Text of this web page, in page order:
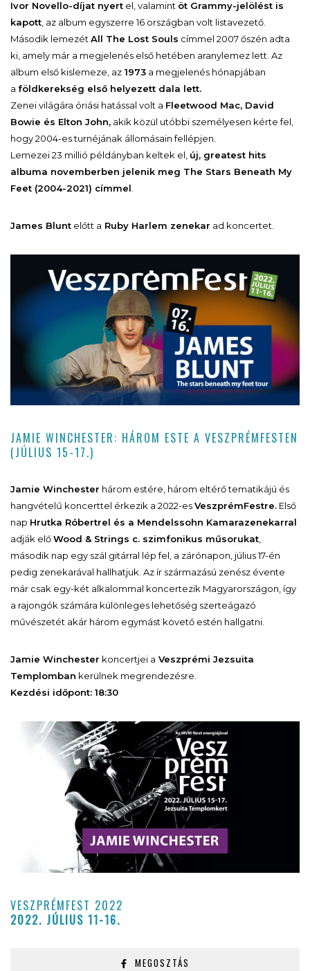
Ivor Novello-díjat nyert el, valamint öt Grammy-jelölést is
kapott , az album egyszerre 16 országban volt listavezető.
Második lemezét All The Lost Souls címmel 2007 őszén adta
ki, amely már a megjelenés első hetében aranylemez lett. Az
album első kislemeze, az 1973 a megjelenés hónapjában
a földkerekség első helyezett dala lett.
Zenei világára óriási hatással volt a Fleetwood Mac, David
Bowie és Elton John, akik közül utóbbi személyesen kérte fel,
hogy 2004-es turnéjának állomásain fellépjen.
Lemezei 23 millió példányban keltek el, új, greatest hits
albuma novemberben jelenik meg The Stars Beneath My
Feet (2004-2021) címmel
James Blunt előtt a Ruby Harlem zenekar ad koncertet.
JAMIE WINCHESTER: HÁROM ESTE A VESZPRÉMFESTEN
(JÚLIUS 15-17.)
Jamie Winchester három estére, három eltérő tematikájú és
hangvételű koncerttel érkezik a 2022-esVeszprémFestre. Első
nap Hrutka Róbertrel és a Mendelssohn Kamarazenekarral
adják előWood & Strings c. szimfonikus műsorukat,
második nap egy szál gitárral lép fel, a zárónapon, július 17-én
pedig zenekarával hallhatjuk. Az ír származású zenész évente
már csak egy-két alkalommal koncertezik Magyarországon, így
a rajongók számára különleges lehetőség szerteágazó
művészetét akár három egymást követő estén hallgatni.
Jamie Winchester koncertjei a Veszprémi Jezsuita
Templomban kerülnek megrendezésre.
Kezdési időpont: 18:30
VESZPRÉMFEST 2022
2022. JÚLIUS 11-16.
MEGOSZTÁS